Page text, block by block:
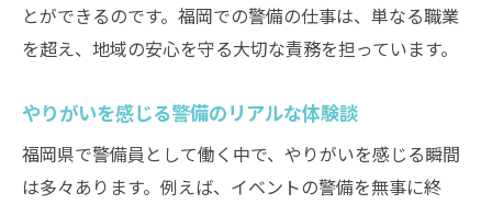
とができるのです。福岡での警備の仕事は、単なる職業
を超え、地域の安心を守る大切な責務を担っています。
やりがいを感じる警備のリアルな体験談
福岡県で警備員として働く中で、やりがいを感じる瞬間
は多々あります。例えば、イベントの警備を無事に終